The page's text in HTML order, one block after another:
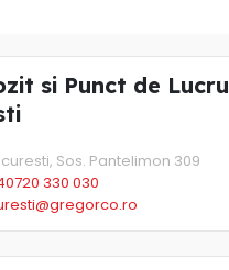
si Punct de Lucru
Sos. Pantelimon 309
330 030